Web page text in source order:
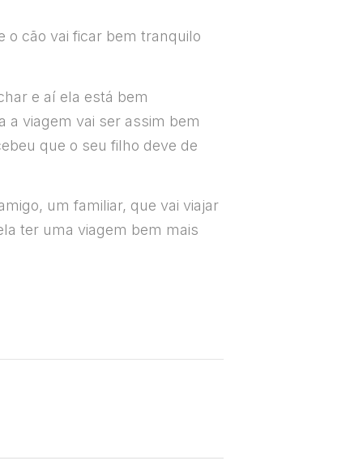
o cão vai ficar bem tranquilo
e aí ela está bem
a viagem vai ser assim bem
que o seu filho deve de
um familiar, que vai viajar
ter uma viagem bem mais